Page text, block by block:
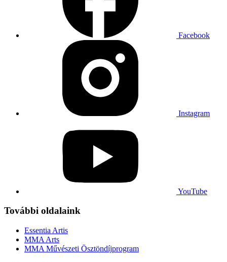
Facebook
Instagram
YouTube
További oldalaink
Essentia Artis
MMA Arts
MMA Művészeti Ösztöndíjprogram